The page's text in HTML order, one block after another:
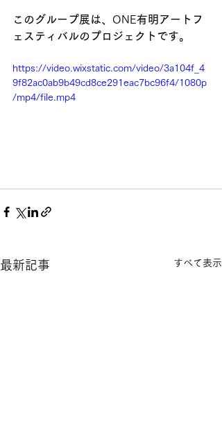
このグループ展は、 ONE有明アートフ
ェスティバルのプロジェクトです。
https://video.wixstatic.com/video/3a104f_4
9f82ac0ab9b49cd8ce291eac7bc96f4/1080p
/mp4/file.mp4
最新記事 すべて表示